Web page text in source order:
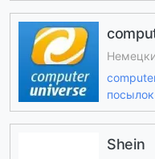
посылок
Shein